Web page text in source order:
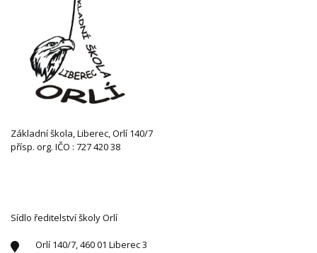
Základní škola, Liberec, Orlí 140/7
přísp. org. IČO : 727 420 38
Sídlo ředitelství školy Orlí
Orlí 140/7, 460 01 Liberec 3